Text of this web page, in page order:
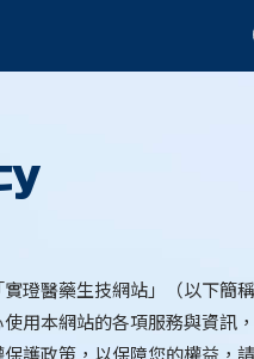
璒醫藥生技網站」（以下簡
用本網站的各項服務與資訊
護政策，以保障您的權益，